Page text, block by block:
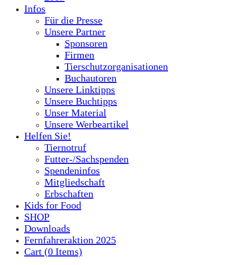
Infos
Für die Presse
Unsere Partner
Sponsoren
Firmen
Tierschutzorganisationen
Buchautoren
Unsere Linktipps
Unsere Buchtipps
Unser Material
Unsere Werbeartikel
Helfen Sie!
Tiernotruf
Futter-/Sachspenden
Spendeninfos
Mitgliedschaft
Erbschaften
Kids for Food
SHOP
Downloads
Fernfahreraktion 2025
Cart (0 Items)